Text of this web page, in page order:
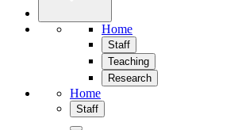
Home
Staff
Teaching
Research
Home
Staff